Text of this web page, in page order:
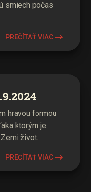
smiech počas
PREČÍTAŤ VIAC
hravou formou
ktorým je
život.
PREČÍTAŤ VIAC